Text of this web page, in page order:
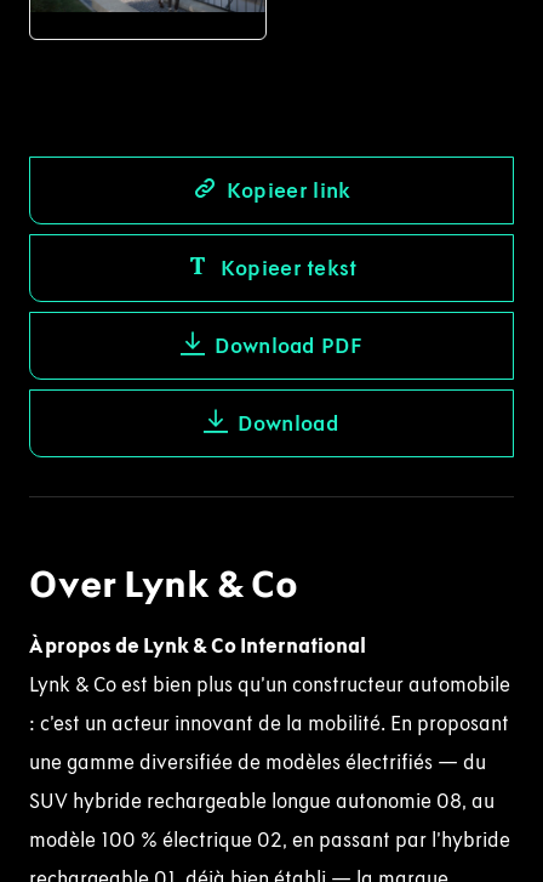
JPG
Kopieer link
Kopieer tekst
Download PDF
Download
Over Lynk & Co
À propos de Lynk & Co International
Lynk & Co est bien plus qu’un constructeur automobile
: c’est un acteur innovant de la mobilité. En proposant
une gamme diversifiée de modèles électrifiés — du
SUV hybride rechargeable longue autonomie 08, au
modèle 100 % électrique 02, en passant par l’hybride